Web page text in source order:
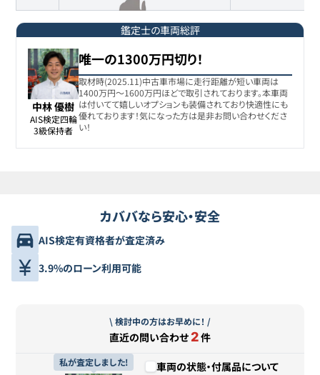
鑑定士の車両総評
中林 優樹
AIS検定四輪
3級保持者
唯一の1300万円切り！
取材時(2025.11)中古車市場に走行距離が短い車両は
1400万円〜1600万円ほどで取引されております。本車両
は付いてて嬉しいオプションも装備されており快適性にも
優れております！気になった方は是非お問い合わせくださ
い！
カババなら安心・安全
AIS検定有資格者が査定済み
3.9%のローン利用可能
\ 検討中の方はお早めに！ /
直近の問い合わせ2件
私が査定しました!
車両の状態・付属品について